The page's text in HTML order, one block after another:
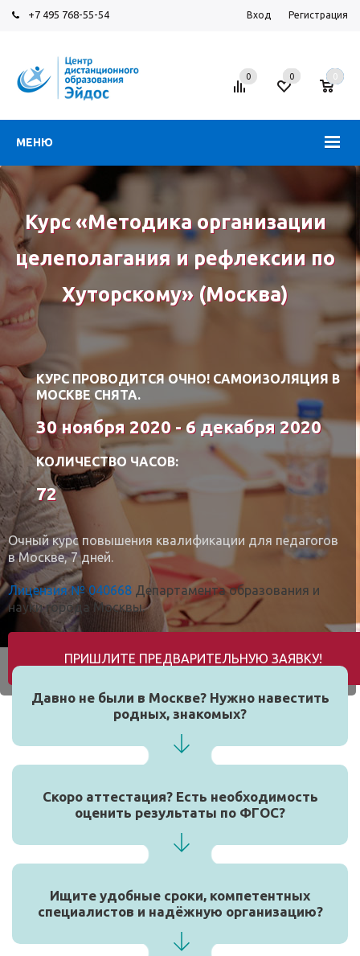
+7 495 768-55-54 Вход Регистрация
МЕНЮ
0 0 0
Курс «Методика организации
целеполагания и рефлексии по
Хуторскому» (Москва)
КУРС ПРОВОДИТСЯ ОЧНО! САМОИЗОЛЯЦИЯ В
МОСКВЕ СНЯТА.
30 ноября 2020 - 6 декабря 2020
КОЛИЧЕСТВО ЧАСОВ:
72
Очный курс повышения квалификации для педагогов
в Москве, 7 дней.
Лицензия № 040668 Департамента образования и
науки города Москвы.
ПРИШЛИТЕ ПРЕДВАРИТЕЛЬНУЮ ЗАЯВКУ!
Давно не были в Москве? Нужно навестить
родных, знакомых?
Скоро аттестация? Есть необходимость
оценить результаты по ФГОС?
Ищите удобные сроки, компетентных
специалистов и надёжную организацию?